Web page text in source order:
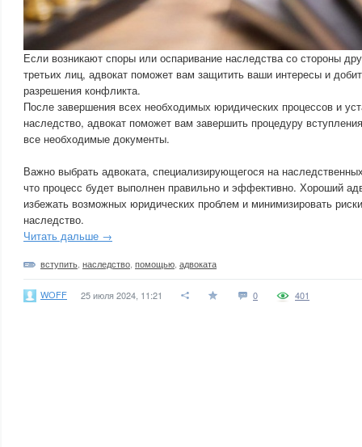
Если возникают споры или оспаривание наследства со стороны
третьих лиц, адвокат поможет вам защитить ваши интересы и
разрешения конфликта.
После завершения всех необходимых юридических процессов и
наследство, адвокат поможет вам завершить процедуру
все необходимые документы.
Важно выбрать адвоката, специализирующегося на
что процесс будет выполнен правильно и эффективно. Хороший
избежать возможных юридических проблем и минимизировать
наследство.
Читать дальше →
вступить наследство помощью адвоката
WOFF 25 июля 2024, 11:21 0 401